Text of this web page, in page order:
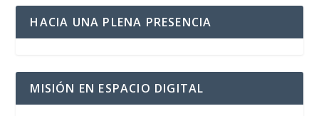
HACIA UNA PLENA PRESENCIA
MISIÓN EN ESPACIO DIGITAL